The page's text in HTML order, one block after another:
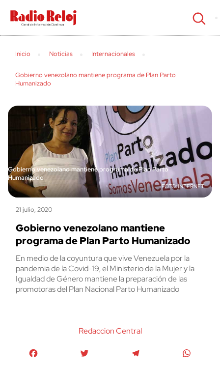
cerrar
Inicio Noticias Internacionales
Gobierno venezolano mantiene programa de Plan Parto
Humanizado
Gobierno venezolano mantiene programa de Plan Parto
Humanizado
INTERNET
21 julio, 2020
Gobierno venezolano mantiene
programa de Plan Parto Humanizado
En medio de la coyuntura que vive Venezuela por la
pandemia de la Covid-19, el Ministerio de la Mujer y la
Igualdad de Género mantiene la preparación de las
promotoras del Plan Nacional Parto Humanizado
Redaccion Central